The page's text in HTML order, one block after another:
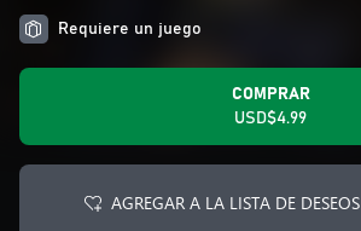
Requiere un juego
COMPRAR
USD$4.99
AGREGAR A LA LISTA DE DESEOS